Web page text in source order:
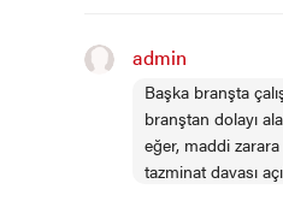
admin
Başka branşta
branştan dolayı
eğer, maddi
tazminat davası